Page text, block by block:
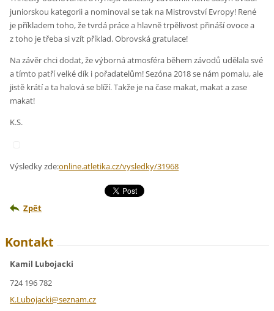
juniorskou kategorii a nominoval se tak na Mistrovství Evropy! René
je příkladem toho, že tvrdá práce a hlavně trpělivost přináší ovoce a
z toho je třeba si vzít příklad. Obrovská gratulace!
Na závěr chci dodat, že výborná atmosféra během závodů udělala své
a tímto patří velké dík i pořadatelům! Sezóna 2018 se nám pomalu, ale
jistě krátí a ta halová se blíží. Takže je na čase makat, makat a zase
makat!
K.S.
Výsledky zde:online.atletika.cz/vysledky/31968
Zpět
Kontakt
Kamil Lubojacki
724 196 782
K.Lubojacki@seznam.cz